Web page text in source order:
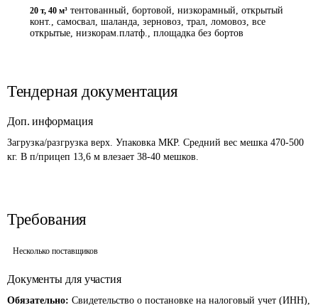
20 т, 40 м³ тентованный, бортовой, низкорамный, открытый
конт., самосвал, шаланда, зерновоз, трал, ломовоз, все
открытые, низкорам.платф., площадка без бортов
Тендерная документация
Доп. информация
Загрузка/разгрузка верх. Упаковка МКР. Средний вес мешка 470-500
кг. В п/прицеп 13,6 м влезает 38-40 мешков.
Требования
Несколько поставщиков
Документы для участия
Обязательно: Свидетельство о постановке на налоговый учет (ИНН),